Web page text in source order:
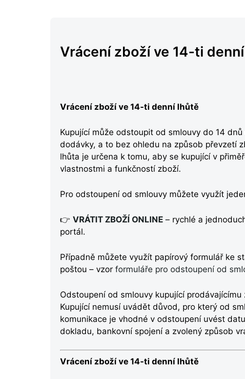
Vrácení zboží ve 14-ti
Vrácení zboží ve 14-ti denní lhůtě
Kupující může odstoupit od smlouvy do 14
dodávky, a to bez ohledu na způsob převzetí
lhůta je určena k tomu, aby se kupující v
vlastnostmi a funkčností zboží.
Pro odstoupení od smlouvy můžete využít
👉 VRÁTIT ZBOŽÍ ONLINE – rychlé a
portál.
Případně můžete využít papírový formulář ke
poštou – vzor formuláře pro odstoupení od
Odstoupení od smlouvy kupující
Kupující nemusí uvádět důvod, pro který od
komunikace je vhodné v odstoupení uvést
dokladu, bankovní spojení a zvolený způsob
Vrácení zboží ve 14-ti denní lhůtě